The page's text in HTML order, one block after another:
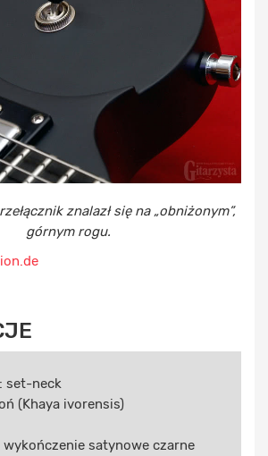
znalazł się na „obniżonym”,
górnym rogu.
: set-neck
(Khaya ivorensis)
wykończenie satynowe czarne